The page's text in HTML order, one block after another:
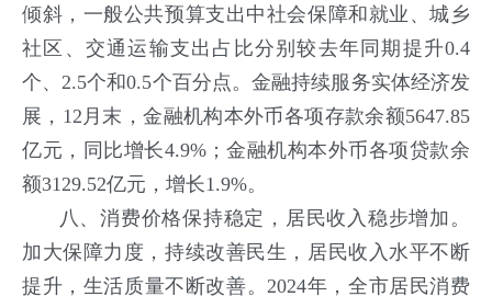
倾斜，一般公共预算支出中社会保障和就业、城乡
社区、交通运输支出占比分别较去年同期提升0.4
个、2.5个和0.5个百分点。金融持续服务实体经济发
展，12月末，金融机构本外币各项存款余额5647.85
亿元，同比增长4.9%；金融机构本外币各项贷款余
额3129.52亿元，增长1.9%。
八、消费价格保持稳定，居民收入稳步增加。
加大保障力度，持续改善民生，居民收入水平不断
提升，生活质量不断改善。2024年，全市居民消费